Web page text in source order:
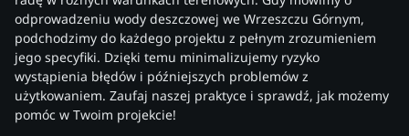
odprowadzeniu wody deszczowej we Wrzeszczu Górnym,
podchodzimy do każdego projektu z pełnym zrozumieniem
jego specyfiki. Dzięki temu minimalizujemy ryzyko
wystąpienia błędów i późniejszych problemów z
użytkowaniem. Zaufaj naszej praktyce i sprawdź, jak możemy
pomóc w Twoim projekcie!